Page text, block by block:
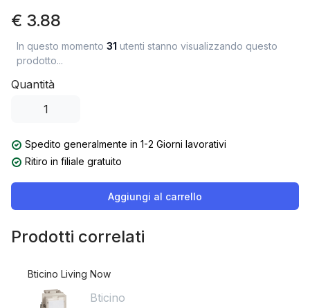
€ 3.88
In questo momento 31 utenti stanno visualizzando questo
prodotto...
Quantità
Spedito generalmente in 1-2 Giorni lavorativi
Ritiro in filiale gratuito
Aggiungi al carrello
Prodotti correlati
Bticino Living Now
Bticino